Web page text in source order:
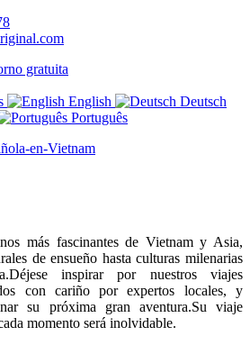
gratuita
English
Deutsch
Português
más fascinantes de Vietnam y Asia,
de ensueño hasta culturas milenarias
inspirar por nuestros viajes
con cariño por expertos locales, y
su próxima gran aventura.Su viaje
momento será inolvidable.